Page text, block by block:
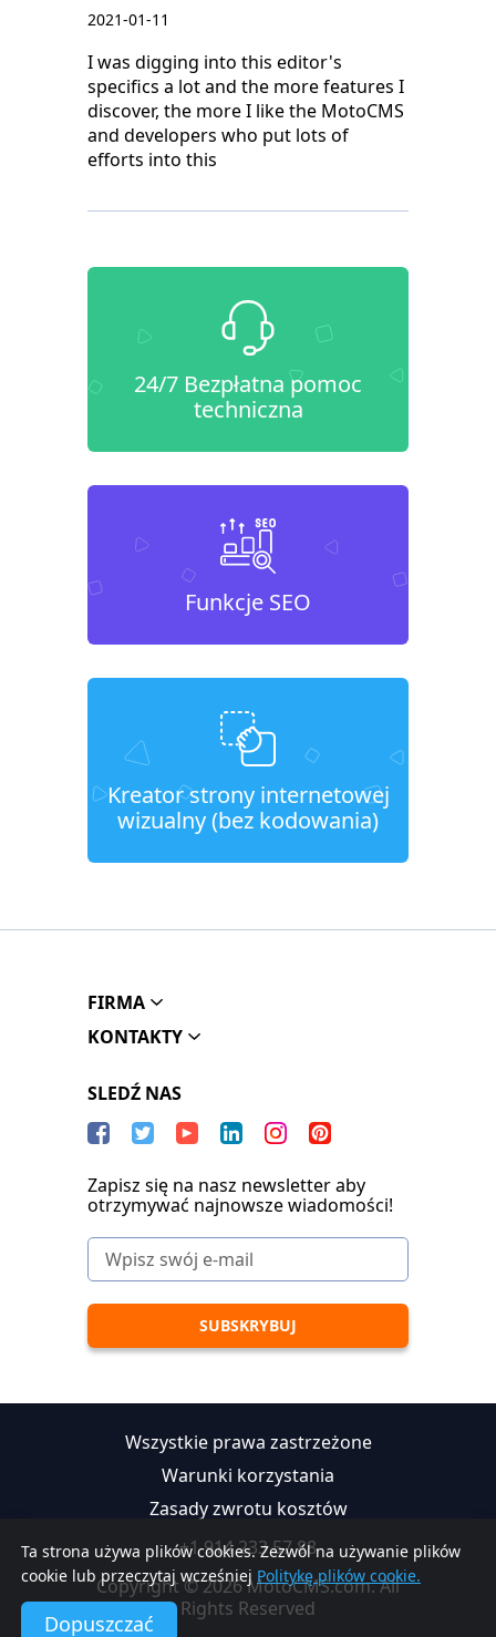
2021-01-11
I was digging into this editor's
specifics a lot and the more features I
discover, the more I like the MotoCMS
and developers who put lots of
efforts into this
24/7 Bezpłatna pomoc
techniczna
Funkcje SEO
Kreator strony internetowej
wizualny (bez kodowania)
Ta strona używa plików cookies. Zezwól na używanie plików
cookie lub przeczytaj wcześniej Politykę plików cookie.
Dopuszczać
FIRMA
KONTAKTY
SLEDŹ NAS
Zapisz się na nasz newsletter aby
otrzymywać najnowsze wiadomości!
Wszystkie prawa zastrzeżone
Warunki korzystania
Zasady zwrotu kosztów
+1 914 233 57 88
Copyright © 2026 MotoCMS.com. All
Rights Reserved